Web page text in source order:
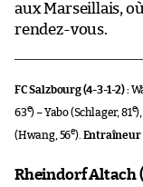
aux Marseillais,
rendez-vous.
FC Salzbourg (4-3-1-2) :
63e) – Yabo (Schlager, 81e
(Hwang, 56e). Entraîneur
Rheindorf Altach